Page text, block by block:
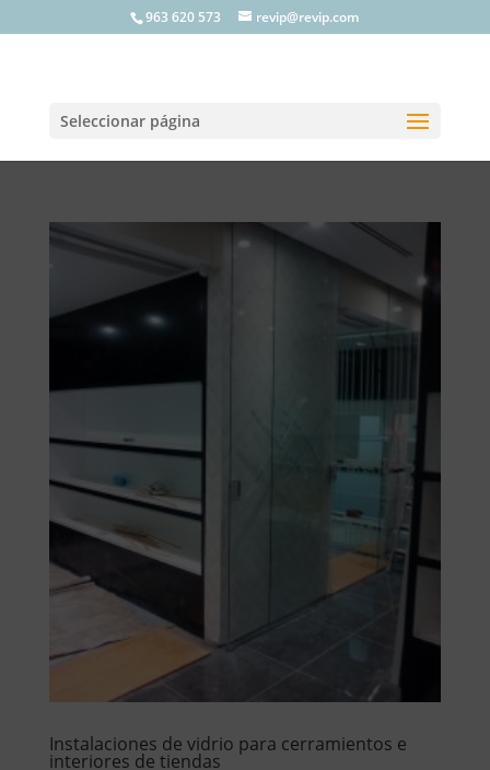
963 620 573 revip@revip.com
Seleccionar página
Instalaciones de vidrio para cerramientos e
interiores de tiendas